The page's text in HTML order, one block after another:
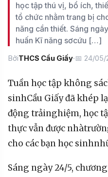
học tập thú vị, bổ ích,
tổ chức nhằm trang bị
năng cần thiết. Sáng
huấn Kĩ năng sơcứu […]
BởiTHCS Cầu Giấy·📅 24/05/
Tuầnhọctập không
sinhCầu Giấyđãkhép
động trảinghiệm, học
thựcvẫnđược nhà
cho cácbạnhọc sinh
Sáng ngày24/5, chương